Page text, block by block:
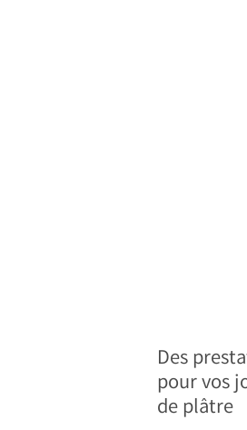
Des
pour vos
de plâtre